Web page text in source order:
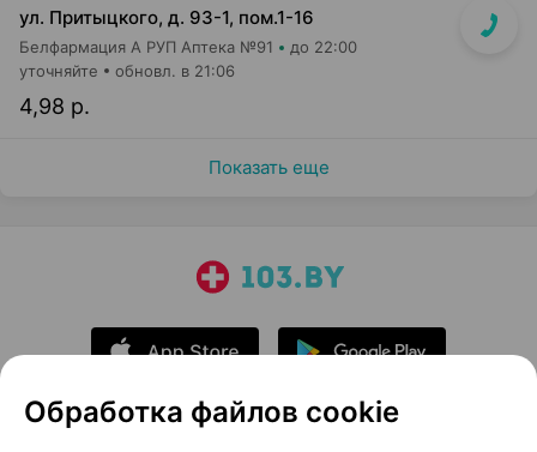
ул. Притыцкого, д. 93-1, пом.1-16
Белфармация А РУП Аптека №91 до 22:00
4,98 р.
уточняйте обновл. в 21:06
Показать еще
Обработка файлов cookie